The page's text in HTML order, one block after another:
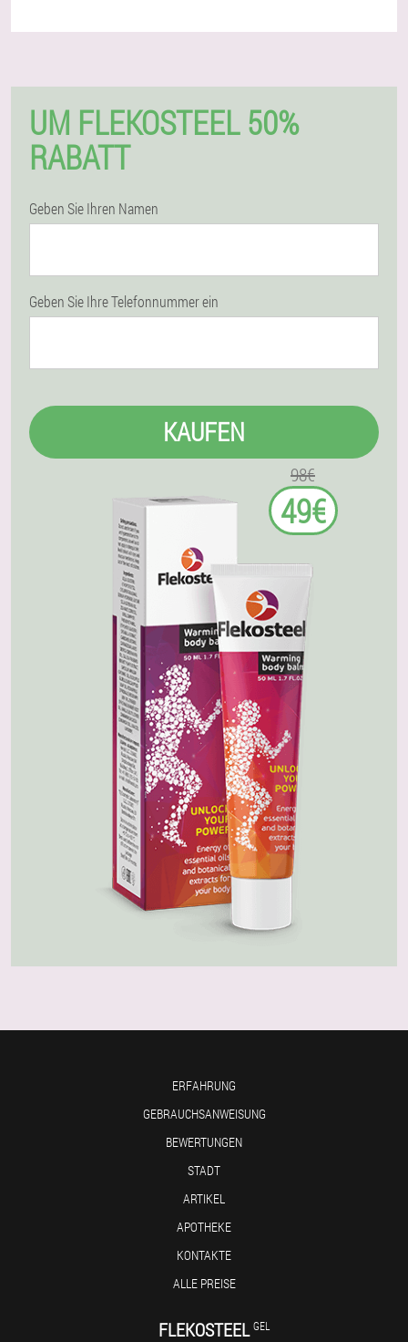
UM FLEKOSTEEL 50%
RABATT
Geben Sie Ihren Namen
Geben Sie Ihre Telefonnummer ein
KAUFEN
98€
49€
ERFAHRUNG
GEBRAUCHSANWEISUNG
BEWERTUNGEN
STADT
ARTIKEL
APOTHEKE
KONTAKTE
ALLE PREISE
FLEKOSTEEL GEL